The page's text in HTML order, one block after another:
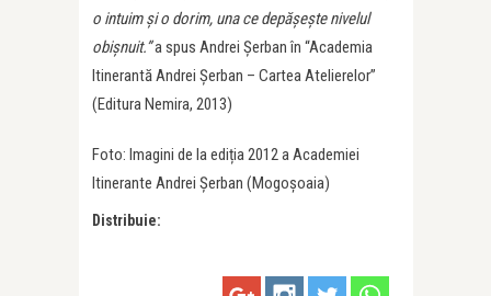
o intuim și o dorim, una ce depășește nivelul
obișnuit.”a spus Andrei Șerban în “Academia
Itinerantă Andrei Șerban – Cartea Atelierelor”
(Editura Nemira, 2013)
Foto: Imagini de la ediția 2012 a Academiei
Itinerante Andrei Șerban (Mogoșoaia)
Distribuie: